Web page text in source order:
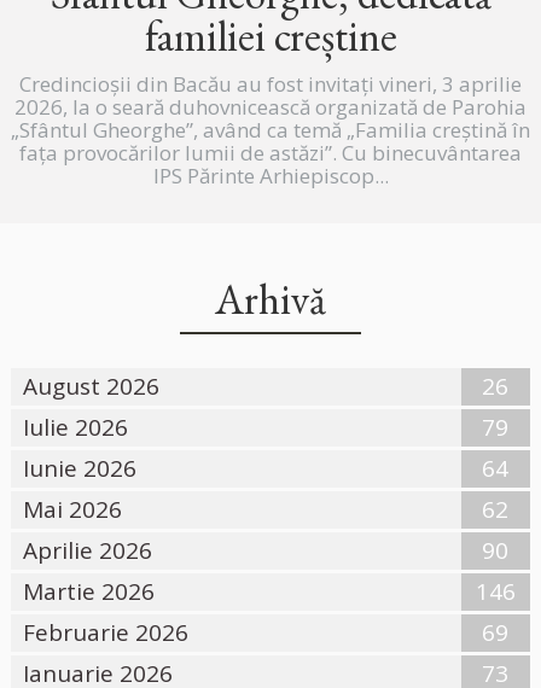
familiei creștine
Credincioșii din Bacău au fost invitați vineri, 3 aprilie
2026, la o seară duhovnicească organizată de Parohia
„Sfântul Gheorghe”, având ca temă „Familia creștină în
fața provocărilor lumii de astăzi”. Cu binecuvântarea
IPS Părinte Arhiepiscop...
Arhivă
August 2026
26
Iulie 2026
79
Iunie 2026
64
Mai 2026
62
Aprilie 2026
90
Martie 2026
146
Februarie 2026
69
Ianuarie 2026
73